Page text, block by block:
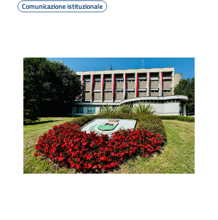
Comunicazione istituzionale